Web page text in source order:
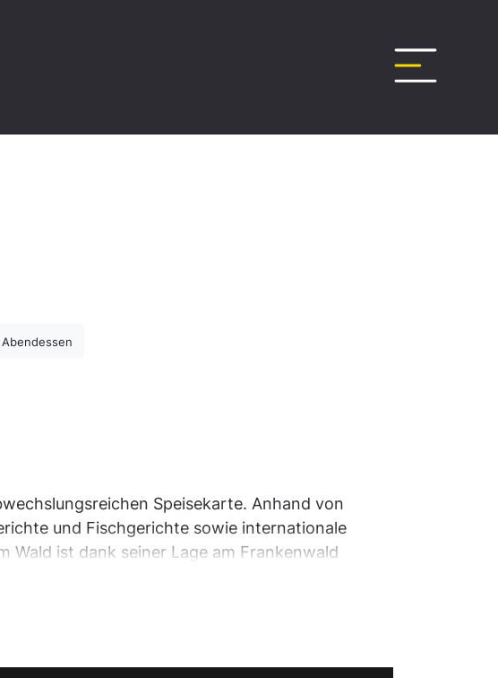
Speisekarte. Anhand von
und Fischgerichte sowie internationale
Wald ist dank seiner Lage am Frankenwald